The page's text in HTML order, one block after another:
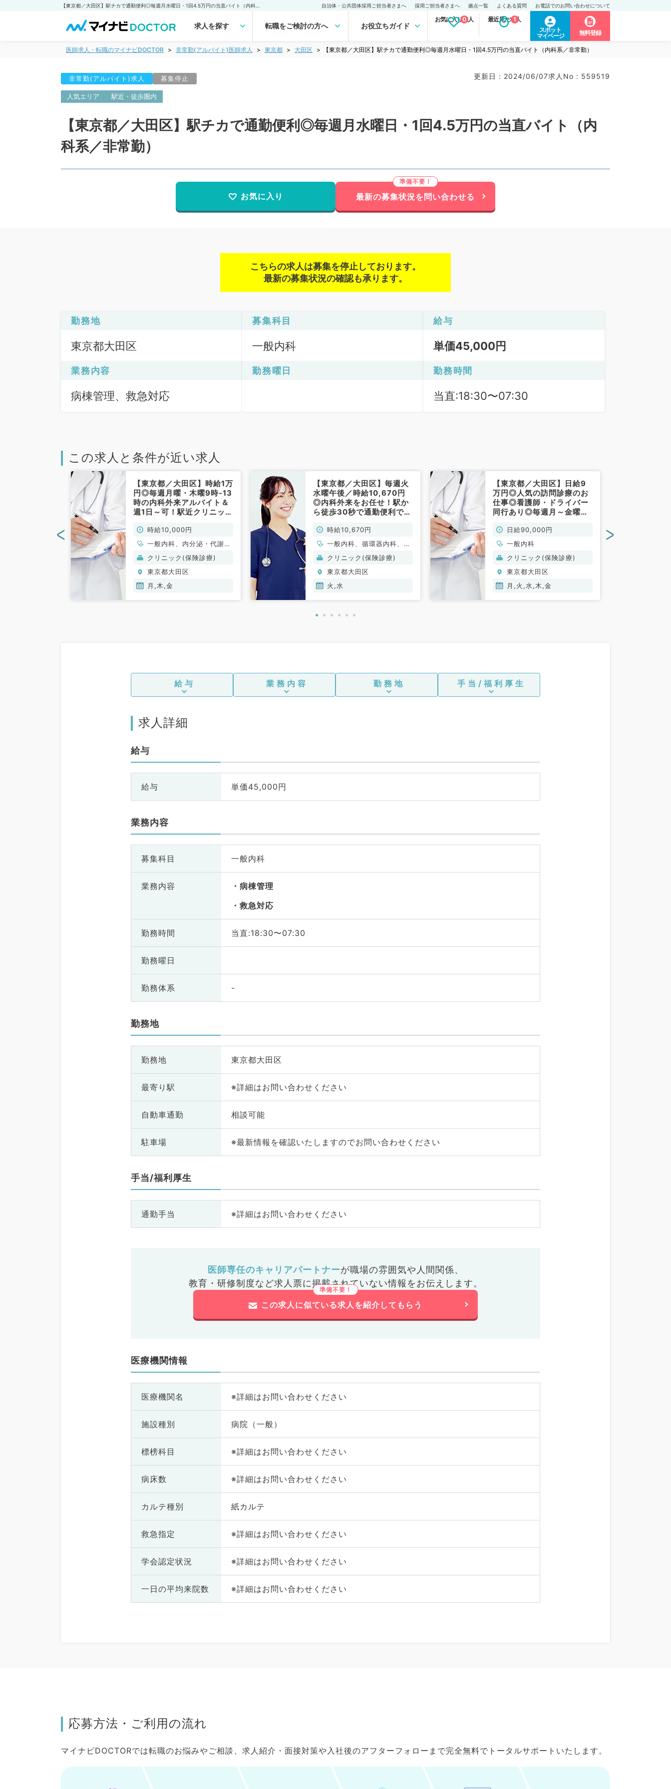
自治体・公共団体採用ご担当者さまへ 採用ご担当者さまへ 拠点一覧 よくある質問 お電話でのお問い合わせについて
求人を探す 転職をご検討の方へ お役立ちガイド
お気に入り求人
0 最近見た求人
1
スポット
マイページ
無料登録
医師求人・転職のマイナビDOCTOR 非常勤(アルバイト)医師求人 東京都 大田区 【東京都／大田区】駅チカで通勤便利◎毎週月水曜日・1回4.5万円の当直バイト（内科系／非常勤）
非常勤(アルバイト)求人 募集停止 更新日 : 2024/06/07求人No : 559519
人気エリア 駅近・徒歩圏内
【東京都／大田区】駅チカで通勤便利◎毎週月水曜日・1回4.5万円の当直バイト（内
科系／非常勤）
お気に入り 最新の募集状況を問い合わせる
こちらの求人は募集を停止しております。
最新の募集状況の確認も承ります。
勤務地
東京都大田区
募集科目
一般内科
給与
単価45,000円
業務内容
病棟管理、救急対応
勤務曜日 勤務時間
当直:18:30〜07:30
この求人と条件が近い求人
【東京都／大田区】時給1万
円◎毎週月曜・木曜9時‐13
時の内科外来アルバイト＆
週1日～可！駅近クリニック
／非常勤）
時給10,000円
一般内科、内分泌・代謝内
科
クリニック(保険診療)
東京都大田区
月,木,金
【東京都／大田区】毎週火
水曜午後／時給10,670円
◎内科外来をお任せ！駅か
ら徒歩30秒で通勤便利です
時給10,670円
一般内科、循環器内科、呼
吸器内科、消化器内科、内
分泌・代謝内科、腎臓内科
クリニック(保険診療)
東京都大田区
火,水
【東京都／大田区】日給9
万円◎人気の訪問診療のお
仕事◎看護師・ドライバー
同行あり◎毎週月～金曜日
般内科／非常勤）
日給90,000円
一般内科
クリニック(保険診療)
東京都大田区
月,火,水,木,金
< >
給与 業務内容 勤務地 手当/福利厚生
求人詳細
給与
給与 単価45,000円
業務内容
募集科目 一般内科
業務内容
病棟管理
救急対応
勤務時間 当直:18:30〜07:30
勤務曜日
勤務体系 -
勤務地
勤務地 東京都大田区
最寄り駅 ※詳細はお問い合わせください
自動車通勤 相談可能
駐車場 ※最新情報を確認いたしますのでお問い合わせください
手当/福利厚生
通勤手当 ※詳細はお問い合わせください
医師専任のキャリアパートナーが職場の雰囲気や人間関係、
教育・研修制度など求人票に掲載されていない情報をお伝えします。
この求人に似ている求人を紹介してもらう
医療機関情報
医療機関名 ※詳細はお問い合わせください
施設種別 病院（一般）
標榜科目 ※詳細はお問い合わせください
病床数 ※詳細はお問い合わせください
カルテ種別 紙カルテ
救急指定 ※詳細はお問い合わせください
学会認定状況 ※詳細はお問い合わせください
一日の平均来院数 ※詳細はお問い合わせください
応募方法・ご利用の流れ
マイナビDOCTORでは転職のお悩みやご相談、求人紹介・面接対策や入社後のアフターフォローまで完全無料でトータルサポートいたします。